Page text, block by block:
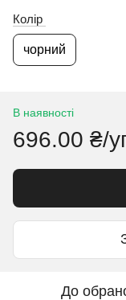
Колір
чорний
В наявності
696.00 ₴/
До